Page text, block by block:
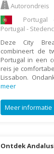
Autorondreis
Portugal -
Portugal -
Deze City
combineert de
Portugal in een
reis je
Lissabon.
meer
Meer informatie
Ontdek